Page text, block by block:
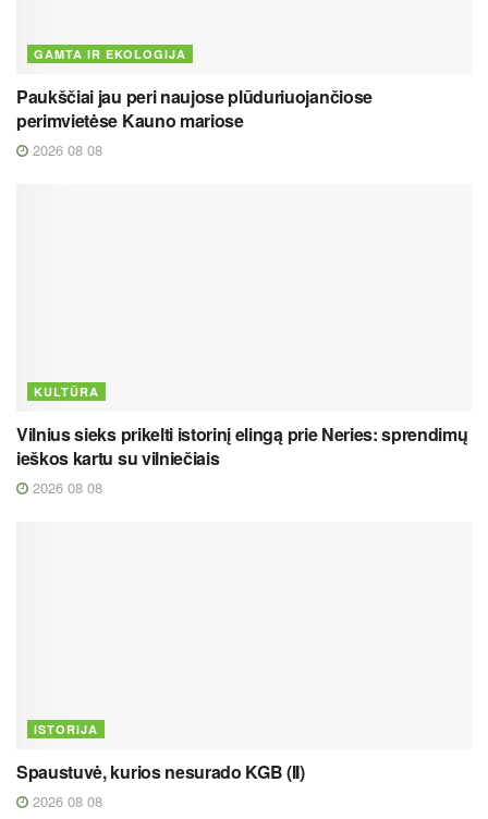
GAMTA IR EKOLOGIJA
Paukščiai jau peri naujose plūduriuojančiose
perimvietėse Kauno mariose
2026 08 08
KULTŪRA
Vilnius sieks prikelti istorinį elingą prie Neries: sprendimų
ieškos kartu su vilniečiais
2026 08 08
ISTORIJA
Spaustuvė, kurios nesurado KGB (II)
2026 08 08